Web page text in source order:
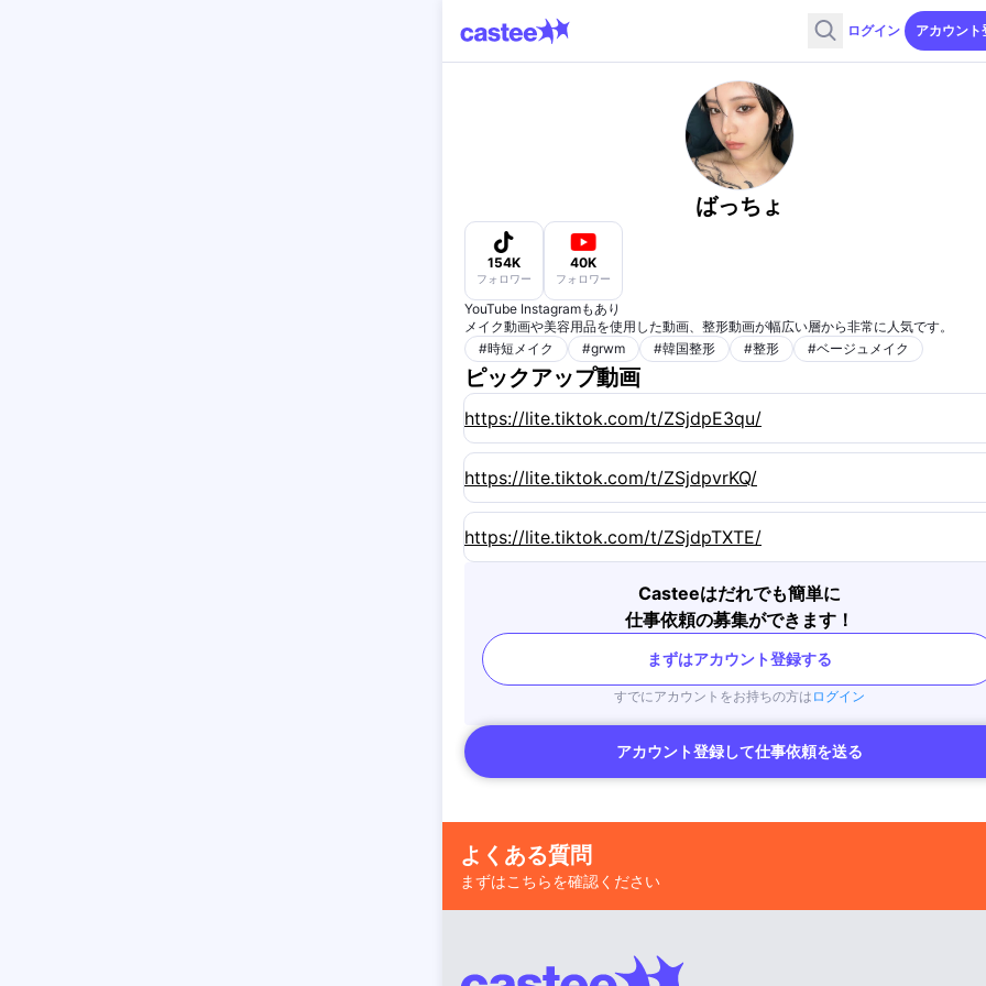
ログイン アカウント
ばっちょ
154K
フォロワー
40K
フォロワー
YouTube Instagramもあり
メイク動画や美容用品を使用した動画、整形動画が幅広い層から非常に人気です。
#時短メイク #grwm #韓国整形 #整形 #ベージュメイク
ピックアップ動画
https://lite.tiktok.com/t/ZSjdpE3qu/
https://lite.tiktok.com/t/ZSjdpvrKQ/
https://lite.tiktok.com/t/ZSjdpTXTE/
Casteeはだれでも簡単に
仕事依頼の募集ができます！
まずはアカウント登録する
すでにアカウントをお持ちの方は ログイン
アカウント登録して仕事依頼を送る
よくある質問
まずはこちらを確認ください